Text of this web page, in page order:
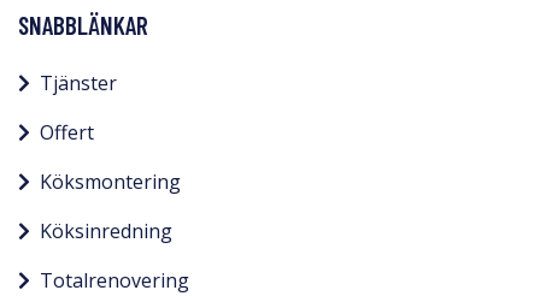
SNABBLÄNKAR
Tjänster
Offert
Köksmontering
Köksinredning
Totalrenovering